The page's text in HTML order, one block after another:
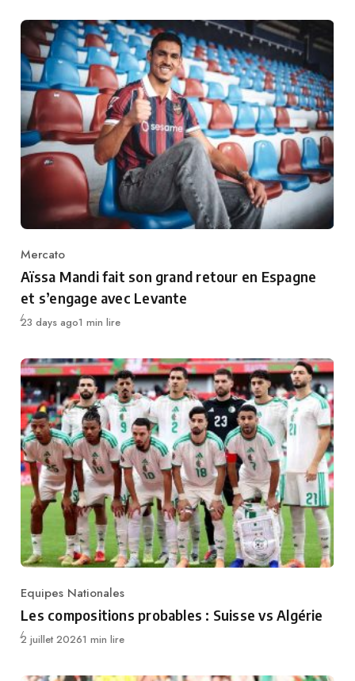
Category
Mercato
Aïssa Mandi fait son grand retour en Espagne
et s’engage avec Levante
Publié
23 days ago1 min lire
Category
Equipes Nationales
Les compositions probables : Suisse vs Algérie
Publié
2 juillet 20261 min lire